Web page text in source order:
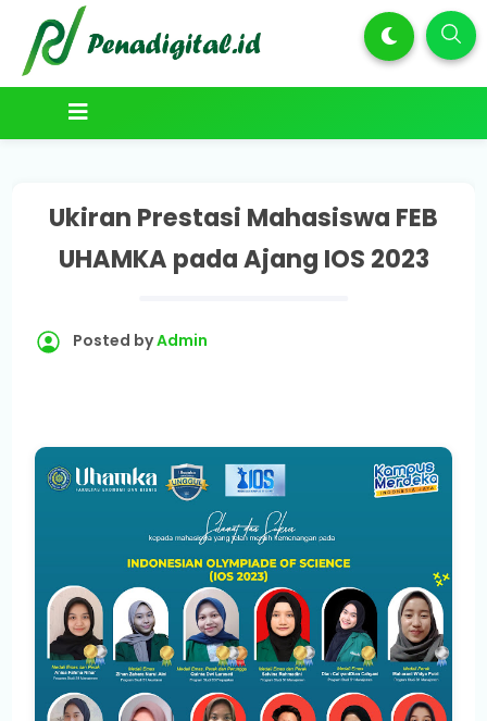
Ukiran Prestasi Mahasiswa FEB
UHAMKA pada Ajang IOS 2023
Posted byAdmin